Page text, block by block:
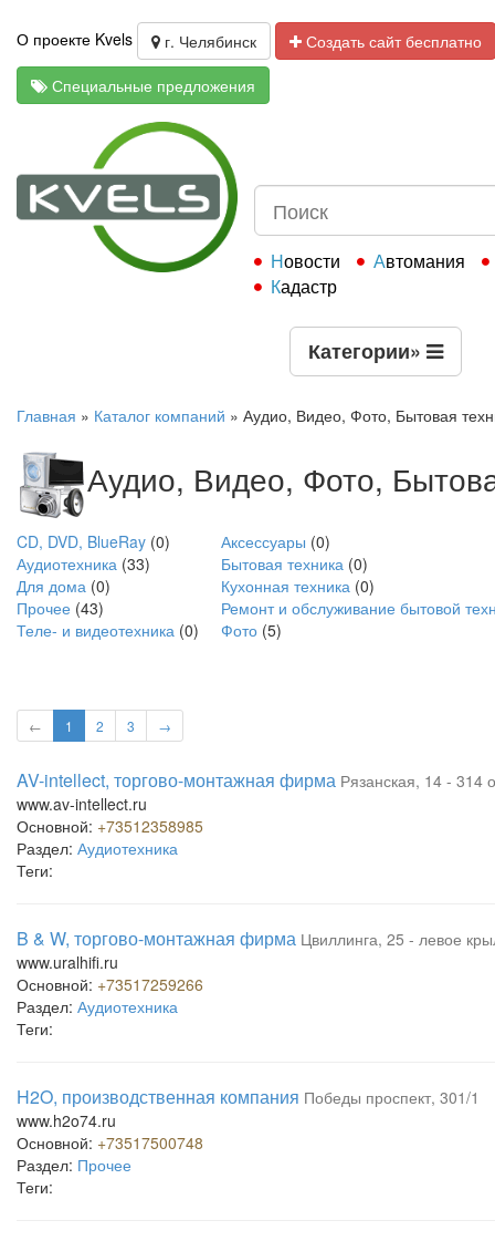
О проекте Kvels г. Челябинск
Создать сайт бесплатно
Специальные предложения
Новости
Автомания
Кадастр
Категории»
Главная » Каталог компаний » Аудио, Видео, Фото, Бытовая
Аудио, Видео, Фото,
CD, DVD, BlueRay (0) Аксессуары (0)
Аудиотехника (33) Бытовая техника (0)
Для дома (0) Кухонная техника (0)
Прочее (43)
Ремонт и обслуживание бытовой
Теле- и видеотехника (0) Фото (5)
← 1 2 3 →
AV-intellect, торгово-монтажная фирма Рязанская, 14 - 314
www.av-intellect.ru
Основной: +73512358985
Раздел: Аудиотехника
Теги:
B & W, торгово-монтажная фирма Цвиллинга, 25 - левое
www.uralhifi.ru
Основной: +73517259266
Раздел: Аудиотехника
Теги:
H2O, производственная компания Победы проспект, 301/1
www.h2o74.ru
Основной: +73517500748
Раздел: Прочее
Теги: